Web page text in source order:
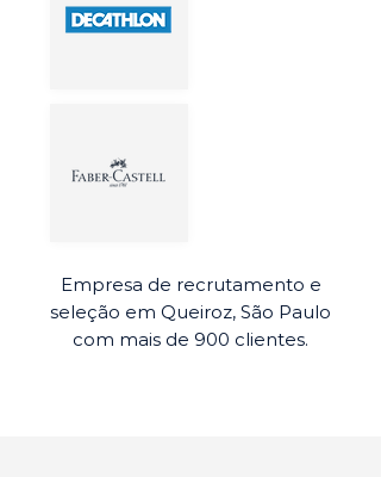
Empresa de recrutamento e
seleção em Queiroz, São Paulo
com mais de 900 clientes.